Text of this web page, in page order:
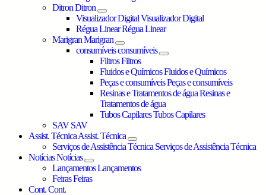
DitronDitron
Visualizador DigitalVisualizador Digital
Régua LinearRégua Linear
MarigranMarigran
consumíveisconsumíveis
FiltrosFiltros
Fluidos e QuímicosFluidos e Químicos
Peças e consumíveisPeças e consumíveis
Resinas e Tratamentos de águaResinas e
Tratamentos de água
Tubos CapilaresTubos Capilares
SAV SAV
Assist. TécnicaAssist. Técnica
Serviços de Assistência Técnica Serviços de Assistência Técnica
NotíciasNotícias
LançamentosLançamentos
FeirasFeiras
Cont.Cont.